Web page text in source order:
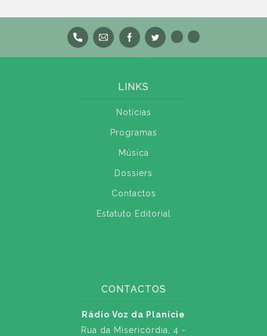
LINKS
Notícias
Programas
Música
Dossiers
Contactos
Estatuto Editorial
CONTACTOS
Rádio Voz da Planície
Rua da Misericórdia, 4 -